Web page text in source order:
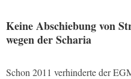
Keine Abschiebung von
wegen der Scharia
Schon 2011 verhinderte der